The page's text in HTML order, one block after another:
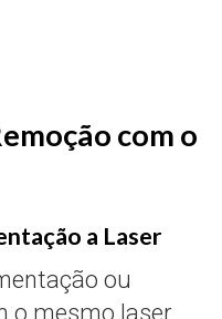
com o
a Laser
ou
o mesmo laser